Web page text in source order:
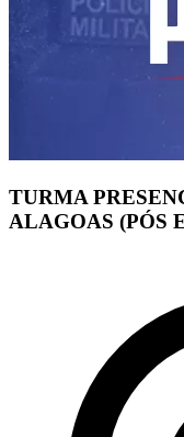
TURMA
ALAGOAS (PÓS